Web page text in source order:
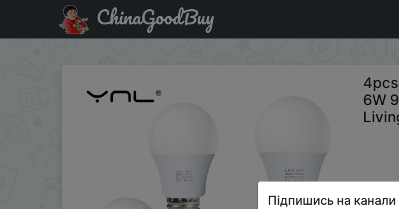
Придбати по акціи 4pcs/lot E27 LED Bulb Lamps AC 220V SMD2835 3W 6W 9W
ChinaGoodBuy
6W
Підпишись на канали